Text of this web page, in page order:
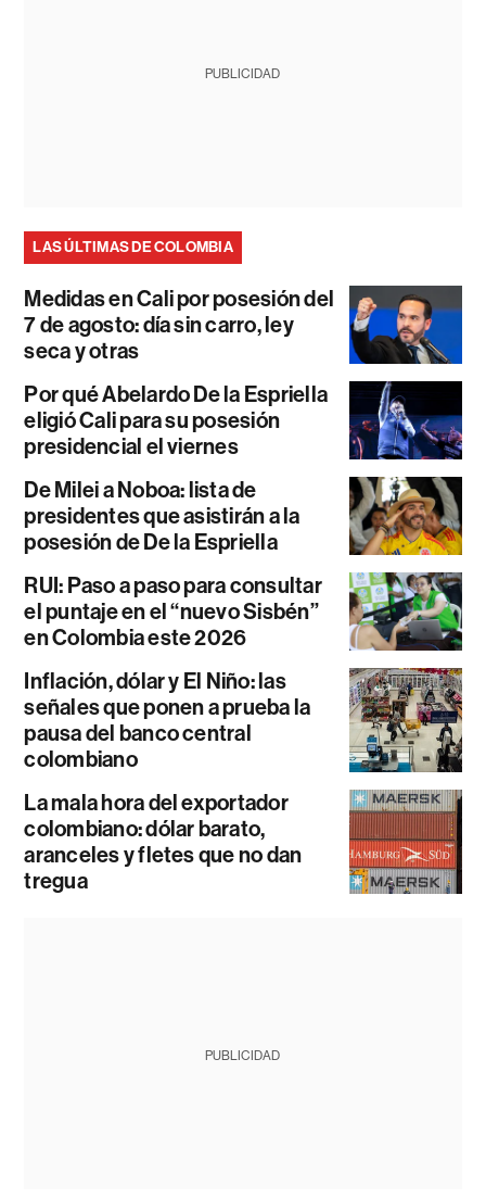
PUBLICIDAD
LAS ÚLTIMAS DE COLOMBIA
Medidas en Cali por posesión del
7 de agosto: día sin carro, ley
seca y otras
Por qué Abelardo De la Espriella
eligió Cali para su posesión
presidencial el viernes
De Milei a Noboa: lista de
presidentes que asistirán a la
posesión de De la Espriella
RUI: Paso a paso para consultar
el puntaje en el “nuevo Sisbén”
en Colombia este 2026
Inflación, dólar y El Niño: las
señales que ponen a prueba la
pausa del banco central
colombiano
La mala hora del exportador
colombiano: dólar barato,
aranceles y fletes que no dan
tregua
PUBLICIDAD